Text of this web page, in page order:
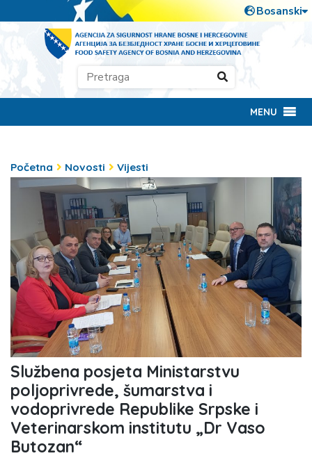
MENU
Početna Novosti Vijesti
Službena posjeta Ministarstvu
poljoprivrede, šumarstva i
vodoprivrede Republike Srpske i
Veterinarskom institutu „Dr Vaso
Butozan“